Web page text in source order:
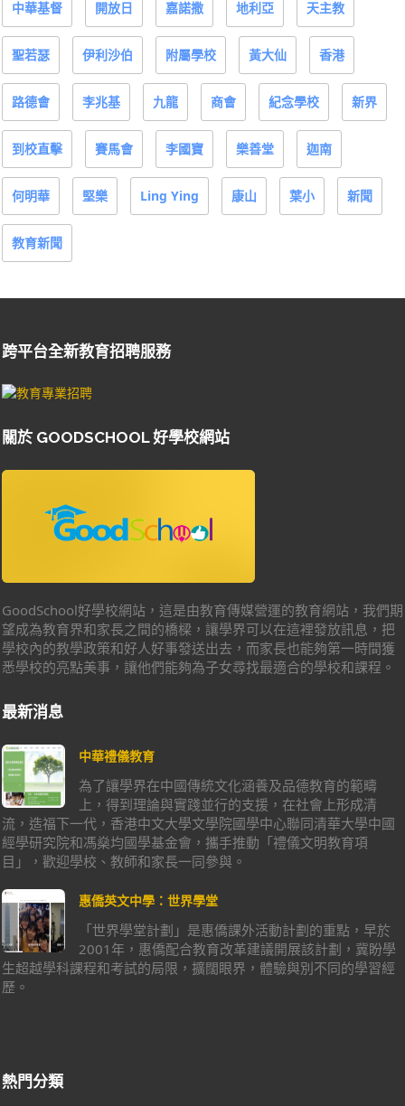
中華基督 開放日 嘉諾撒 地利亞 天主教
聖若瑟 伊利沙伯 附屬學校 黃大仙 香港
路德會 李兆基 九龍 商會 紀念學校 新界
到校直擊 賽馬會 李國寶 樂善堂 迦南
何明華 堅樂 Ling Ying 康山 葉小 新聞
教育新聞
跨平台全新教育招聘服務
關於 GOODSCHOOL 好學校網站
GoodSchool好學校網站，這是由教育傳媒營運的教育網站，我們期
望成為教育界和家長之間的橋樑，讓學界可以在這裡發放訊息，把
學校內的教學政策和好人好事發送出去，而家長也能夠第一時間獲
悉學校的亮點美事，讓他們能夠為子女尋找最適合的學校和課程。
最新消息
中華禮儀教育
為了讓學界在中國傳統文化涵養及品德教育的範疇
上，得到理論與實踐並行的支援，在社會上形成清
流，造福下一代，香港中文大學文學院國學中心聯同清華大學中國
經學研究院和馮燊均國學基金會，攜手推動「禮儀文明教育項
目」，歡迎學校、教師和家長一同參與。
惠僑英文中學：世界學堂
「世界學堂計劃」是惠僑課外活動計劃的重點，早於
2001年，惠僑配合教育改革建議開展該計劃，冀盼學
生超越學科課程和考試的局限，擴闊眼界，體驗與別不同的學習經
歷。
熱門分類